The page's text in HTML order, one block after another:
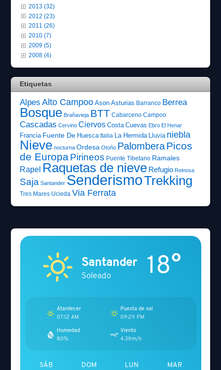
2013 (32)
2012 (23)
2011 (26)
2010 (7)
2009 (5)
2008 (4)
Etiquetas
Alpes Alto Campoo Ason Asturias Barranco Berrea
Bosque Brañavieja BTT Cabarceno Campoo
Cascadas Cervino Ciervos Costa Cuevas Ebro El Henar
Francia Fuente De Huesca Italia La Hermida Lluvia niebla
Nieve nocturna Ordesa Otoño PalomberaPicos
de EuropaPirineos Puente Tibetano Ramales
Rapel Raquetas de nieve Refugio Reinosa
Saja Santander SenderismoTrekking
Tres Mares Ucieda Via Ferrata
Santander
Soleado 18°
Atardecer
07:12 AM
Puesta de sol
09:29 PM
Humedad
80%
Viento
4.3Km/h
SÁB DOM LUN MAR